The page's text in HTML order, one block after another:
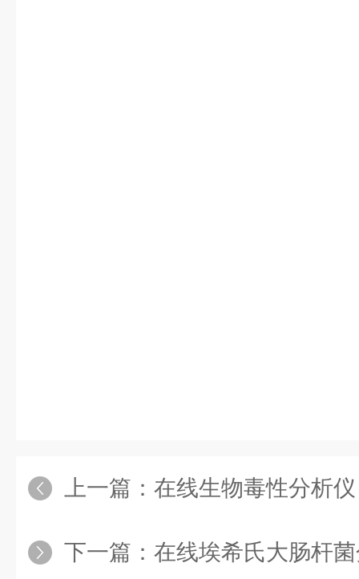
上一篇： 在线生物毒性分析仪
下一篇： 在线埃希氏大肠杆